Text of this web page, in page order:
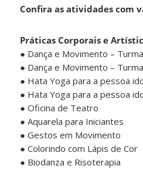
Confira as atividades com
Práticas Corporais e
● Dança e Movimento –
● Dança e Movimento –
● Hata Yoga para a pessoa
● Hata Yoga para a pessoa
● Oficina de Teatro
● Aquarela para Iniciantes
● Gestos em Movimento
● Colorindo com Lápis de Cor
● Biodanza e Risoterapia